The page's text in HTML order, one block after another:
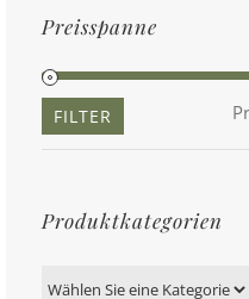
Preisspanne
FILTER
Produktkategorien